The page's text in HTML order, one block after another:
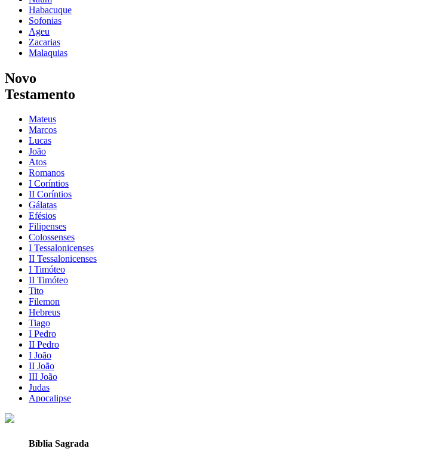
Habacuque
Sofonias
Ageu
Zacarias
Malaquias
Novo
Testamento
Mateus
Marcos
Lucas
João
Atos
Romanos
I Coríntios
II Coríntios
Gálatas
Efésios
Filipenses
Colossenses
I Tessalonicenses
II Tessalonicenses
I Timóteo
II Timóteo
Tito
Filemon
Hebreus
Tiago
I Pedro
II Pedro
I João
II João
III João
Judas
Apocalipse
Bíblia Sagrada